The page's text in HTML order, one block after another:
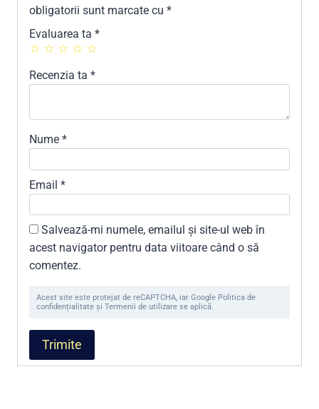
obligatorii sunt marcate cu *
Evaluarea ta *
Recenzia ta *
Nume *
Email *
Salvează-mi numele, emailul și site-ul web în
acest navigator pentru data viitoare când o să
comentez.
Acest site este protejat de reCAPTCHA, iar Google Politica de
confidențialitate și Termenii de utilizare se aplică.